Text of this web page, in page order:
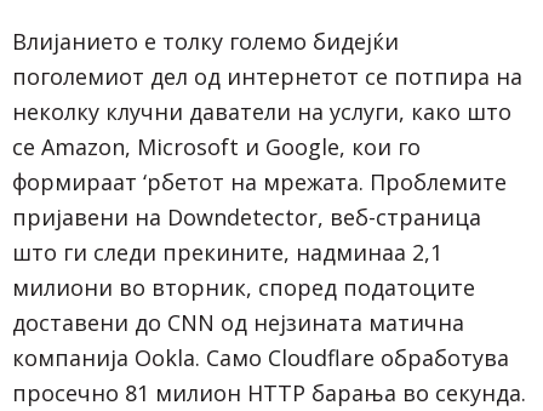
Влијанието е толку големо бидејќи
поголемиот дел од интернетот се потпира на
неколку клучни даватели на услуги, како што
се Amazon, Microsoft и Google, кои го
формираат ‘рбетот на мрежата. Проблемите
пријавени на Downdetector, веб-страница
што ги следи прекините, надминаа 2,1
милиони во вторник, според податоците
доставени до CNN од нејзината матична
компанија Ookla. Само Cloudflare обработува
просечно 81 милион HTTP барања во секунда.